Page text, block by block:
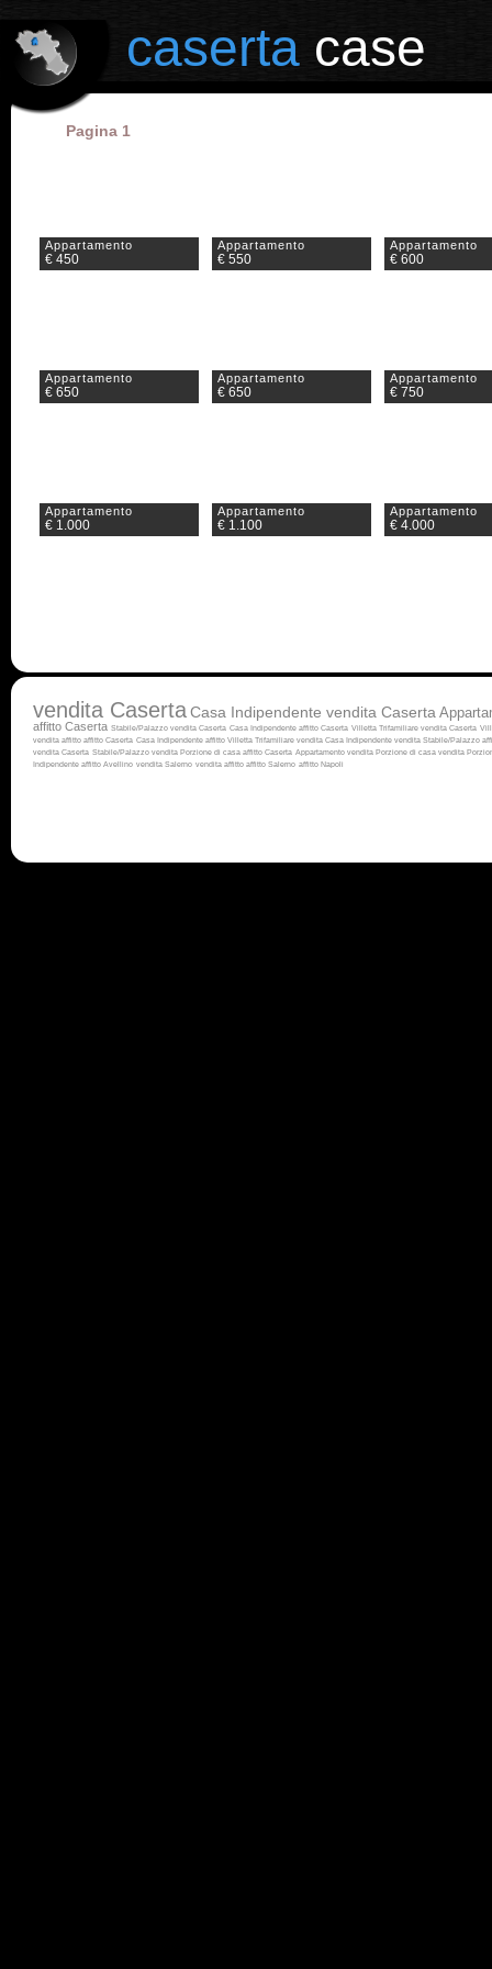
caserta case
Pagina 1
Appartamento
€ 450
Appartamento
€ 550
Appartamento
€ 600
Appartamento
€ 650
Appartamento
€ 650
Appartamento
€ 750
Appartamento
€ 1.000
Appartamento
€ 1.100
Appartamento
€ 4.000
vendita CasertaCasa Indipendente vendita Caserta
affitto Caserta Stabile/Palazzo vendita Caserta Casa Indipendente affitto Caserta Villetta Trifamiliare vendita Caserta
vendita affitto affitto Caserta Casa Indipendente affitto Villetta Trifamiliare vendita Casa Indipendente vendita Stabile/Palazzo
vendita Caserta Stabile/Palazzo vendita Porzione di casa affitto Caserta Appartamento vendita Porzione di casa vendita
Indipendente affitto Avellino vendita Salerno vendita affitto affitto Salerno affitto Napoli